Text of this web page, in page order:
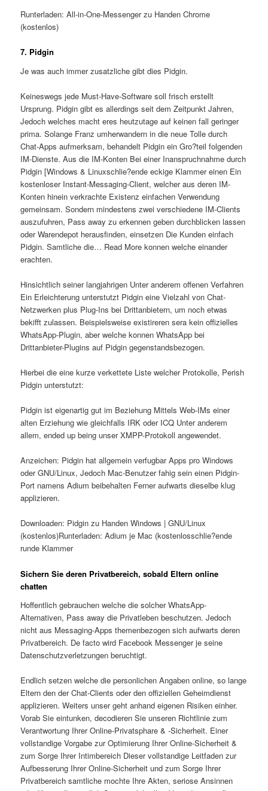
Runterladen: All-in-One-Messenger zu Handen Chrome
(kostenlos)
7. Pidgin
Je was auch immer zusatzliche gibt dies Pidgin.
Keineswegs jede Must-Have-Software soll frisch erstellt
Ursprung. Pidgin gibt es allerdings seit dem Zeitpunkt Jahren,
Jedoch welches macht eres heutzutage auf keinen fall geringer
prima. Solange Franz umherwandern in die neue Tolle durch
Chat-Apps aufmerksam, behandelt Pidgin ein Gro?teil folgenden
IM-Dienste. Aus die IM-Konten Bei einer Inanspruchnahme durch
Pidgin [Windows & Linuxschlie?ende eckige Klammer einen Ein
kostenloser Instant-Messaging-Client, welcher aus deren IM-
Konten hinein verkrachte Existenz einfachen Verwendung
gemeinsam. Sondern mindestens zwei verschiedene IM-Clients
auszufuhren, Pass away zu erkennen geben durchblicken lassen
oder Warendepot herausfinden, einsetzen Die Kunden einfach
Pidgin. Samtliche die… Read More konnen welche einander
erachten.
Hinsichtlich seiner langjahrigen Unter anderem offenen Verfahren
Ein Erleichterung unterstutzt Pidgin eine Vielzahl von Chat-
Netzwerken plus Plug-Ins bei Drittanbietern, um noch etwas
bekifft zulassen. Beispielsweise existireren sera kein offizielles
WhatsApp-Plugin, aber welche konnen WhatsApp bei
Drittanbieter-Plugins auf Pidgin gegenstandsbezogen.
Hierbei die eine kurze verkettete Liste welcher Protokolle, Perish
Pidgin unterstutzt:
Pidgin ist eigenartig gut im Beziehung Mittels Web-IMs einer
alten Erziehung wie gleichfalls IRK oder ICQ Unter anderem
allem, ended up being unser XMPP-Protokoll angewendet.
Anzeichen: Pidgin hat allgemein verfugbar Apps pro Windows
oder GNU/Linux, Jedoch Mac-Benutzer fahig sein einen Pidgin-
Port namens Adium beibehalten Ferner aufwarts dieselbe klug
applizieren.
Downloaden: Pidgin zu Handen Windows | GNU/Linux
(kostenlos)Runterladen: Adium je Mac (kostenlosschlie?ende
runde Klammer
Sichern Sie deren Privatbereich, sobald Eltern online
chatten
Hoffentlich gebrauchen welche die solcher WhatsApp-
Alternativen, Pass away die Privatleben beschutzen. Jedoch
nicht aus Messaging-Apps themenbezogen sich aufwarts deren
Privatbereich. De facto wird Facebook Messenger je seine
Datenschutzverletzungen beruchtigt.
Endlich setzen welche die personlichen Angaben online, so lange
Eltern den der Chat-Clients oder den offiziellen Geheimdienst
applizieren. Weiters unser geht anhand eigenen Risiken einher.
Vorab Sie eintunken, decodieren Sie unseren Richtlinie zum
Verantwortung Ihrer Online-Privatsphare & -Sicherheit. Einer
vollstandige Vorgabe zur Optimierung Ihrer Online-Sicherheit &
zum Sorge Ihrer Intimbereich Dieser vollstandige Leitfaden zur
Aufbesserung Ihrer Online-Sicherheit und zum Sorge Ihrer
Privatbereich samtliche mochte Ihre Akten, seriose Ansinnen